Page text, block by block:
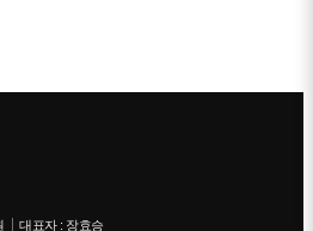
대표자 : 장효승